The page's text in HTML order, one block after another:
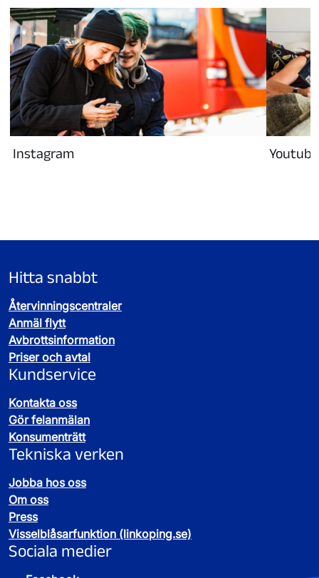
Instagram Youtube
Hitta snabbt
Återvinningscentraler
Anmäl flytt
Avbrottsinformation
Priser och avtal
Kundservice
Kontakta oss
Gör felanmälan
Konsumenträtt
Tekniska verken
Jobba hos oss
Om oss
Press
Visselblåsarfunktion (linkoping.se)
Sociala medier